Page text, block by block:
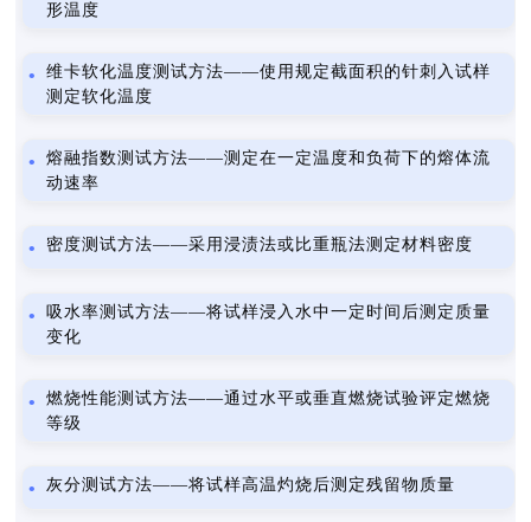
形温度
维卡软化温度测试方法——使用规定截面积的针刺入试样
测定软化温度
熔融指数测试方法——测定在一定温度和负荷下的熔体流
动速率
密度测试方法——采用浸渍法或比重瓶法测定材料密度
吸水率测试方法——将试样浸入水中一定时间后测定质量
变化
燃烧性能测试方法——通过水平或垂直燃烧试验评定燃烧
等级
灰分测试方法——将试样高温灼烧后测定残留物质量